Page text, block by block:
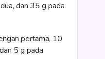
dan 35 g pada
pertama, 10
5 g pada